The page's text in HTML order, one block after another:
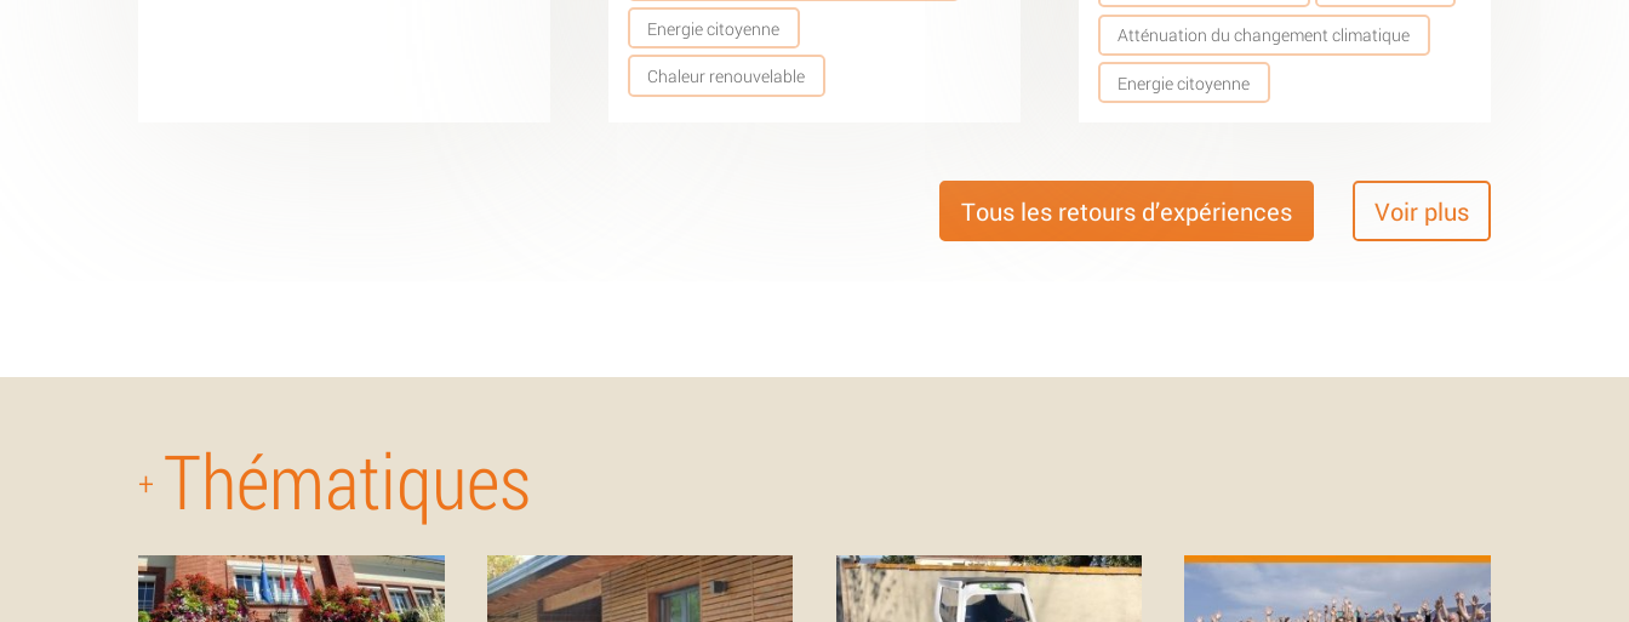
Energie citoyenne
Chaleur renouvelable
Atténuation du changement climatique
Energie citoyenne
Tous les retours d’expériences Voir plus
+ Thématiques